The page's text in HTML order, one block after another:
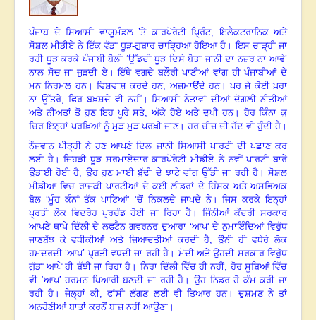
2797334
ਪੰਜਾਬ ਦੇ ਸਿਆਸੀ ਵਾਯੂਮੰਡਲ ’ਤੇ ਕਾਰਪੋਰੇਟੀ ਪ੍ਰਿੰਟ,ਇਲੈਕਟਰਾਨਿਕ ਅਤੇ
ਸੋਸ਼ਲ ਮੀਡੀਏ ਨੇ ਇੱਕ ਵੱਡਾ ਧੂੜ-ਗੁਬਾਰ ਚਾੜ੍ਹਿਆ ਹੋਇਆ ਹੈ। ਇਸ ਚਾੜ੍ਹੀ ਜਾ
ਰਹੀ ਧੂੜ ਕਰਕੇ ਪੰਜਾਬੀ ਬੋਲੀ ‘ਉੱਡਦੀ ਧੂੜ ਦਿਸੇ ਬੋਤਾ ਜਾਨੀ ਦਾ ਨਜ਼ਰ ਨਾ ਆਵੇ’
ਨਾਲ ਸੋਚ ਜਾ ਜੁੜਦੀ ਏ। ਇੱਥੇ ਵਗਦੇ ਬਲੌਰੀ ਪਾਣੀਆਂ ਵਾਂਗ ਹੀ ਪੰਜਾਬੀਆਂ ਦੇ
ਮਨ ਨਿਰਮਲ ਹਨ। ਵਿਸ਼ਵਾਸ਼ ਕਰਦੇ ਹਨ, ਅਜ਼ਮਾਉਂਦੇ ਹਨ। ਪਰ ਜੇ ਕੋਈ ਖ਼ਰਾ
ਨਾ ਉੱਤਰੇ, ਫਿਰ ਬਖ਼ਸ਼ਦੇ ਵੀ ਨਹੀਂ। ਸਿਆਸੀ ਨੇਤਾਵਾਂ ਦੀਆਂ ਦੋਗਲੀ ਨੀਤੀਆਂ
ਅਤੇ ਨੀਅਤਾਂ ਤੋਂ ਹੁਣ ਇਹ ਪੂਰੇ ਸਤੇ,ਅੱਕੇ ਹੋਏ ਅਤੇਦੁਖੀ ਹਨ। ਹੋਰ ਕਿੰਨਾ ਕੁ
ਚਿਰ ਇਨ੍ਹਾਂ ਪਰਖ਼ਿਆਂ ਨੂੰ ਮੁੜ ਮੁੜ ਪਰਖ਼ੀ ਜਾਣ। ਹਰ ਚੀਜ਼ ਦੀ ਹੱਦ ਵੀ ਹੁੰਦੀ ਹੈ।
ਨੌਜਵਾਨ ਪੀੜ੍ਹੀ ਨੇ ਹੁਣ ਆਪਣੇ ਦਿਲ ਜਾਨੀ ਸਿਆਸੀ ਪਾਰਟੀ ਦੀ ਪਛਾਣ ਕਰ
ਲਈ ਹੈ। ਜਿਹੜੀ ਧੂੜ ਸਰਮਾਏਦਾਰ ਕਾਰਪੋਰੇਟੀ ਮੀਡੀਏ ਨੇ ਨਵੀਂ ਪਾਰਟੀ ਬਾਰੇ
ਉਡਾਈ ਹੋਈ ਹੈ, ਉਹ ਹੁਣ ਮਾਈ ਬੁੱਢੀ ਦੇ ਝਾਟੇ ਵਾਂਗ ਉੱਡੀ ਜਾ ਰਹੀ ਹੈ। ਸੋਸ਼ਲ
ਮੀਡੀਆ ਵਿਚ ਰਾਜਕੀ ਪਾਰਟੀਆਂ ਦੇ ਕਈ ਲੀਡਰਾਂ ਦੇ ਹਿੰਸਕ ਅਤੇ ਅਸਭਿਅਕ
ਬੋਲ ‘ਮੂੰਹ ਕੰਨਾਂ ਤੱਕ ਪਾਟਿਆਂ’ ’ਚੋਂ ਨਿਕਲਦੇ ਜਾਪਦੇ ਨੇ। ਜਿਸ ਕਰਕੇ ਇਨ੍ਹਾਂ
ਪ੍ਰਤੀ ਲੋਕ ਵਿਦਰੋਹ ਪ੍ਰਚੰਡ ਹੋਈ ਜਾ ਰਿਹਾ ਹੈ। ਜਿੰਨੀਆਂ ਕੇਂਦਰੀ ਸਰਕਾਰ
ਆਪਣੇ ਥਾਪੇ ਦਿੱਲੀ ਦੇ ਲਫਟੈਨ ਗਵਰਨਰ ਦੁਆਰਾ ‘ਆਪ’ਦੇ ਨੁਮਾਇੰਦਿਆਂ ਵਿਰੁੱਧ
ਜਾਣਬੁੱਝ ਕੇ ਵਧੀਕੀਆਂ ਅਤੇ ਜ਼ਿਆਦਤੀਆਂ ਕਰਦੀ ਹੈ, ਉੰਨੀ ਹੀ ਵਧੇਰੇ ਲੋਕ
ਹਮਦਰਦੀ‘ਆਪ’ ਪ੍ਰਤੀ ਵਧਦੀ ਜਾ ਰਹੀ ਹੈ। ਮੋਦੀ ਅਤੇ ਉਹਦੀ ਸਰਕਾਰ ਵਿਰੁੱਧ
ਗੁੱਡਾ ਆਪੇ ਹੀ ਬੱਝੀ ਜਾ ਰਿਹਾ ਹੈ। ਨਿਰਾ ਦਿੱਲੀ ਵਿੱਚ ਹੀ ਨਹੀਂ, ਹੋਰ ਸੂਬਿਆਂ ਵਿੱਚ
ਵੀ ‘ਆਪ’ ਹਰਮਨ ਪਿਆਰੀ ਬਣਦੀ ਜਾ ਰਹੀ ਹੈ। ਉਹ ਨਿਡਰ ਹੋ ਕੰਮ ਕਰੀ ਜਾ
ਰਹੀ ਹੈ। ਜੇਲ੍ਹਾਂ ਕੀ,ਫਾਂਸੀ ਲੱਗਣ ਲਈ ਵੀ ਤਿਆਰ ਹਨ। ਦੁਸ਼ਮਣ ਨੇ ਤਾਂ
ਅਨਹੋਣੀਆਂ ਬਾਤਾਂ ਕਰਨੋਂ ਬਾਜ਼ ਨਹੀਂ ਆਉਣਾ।